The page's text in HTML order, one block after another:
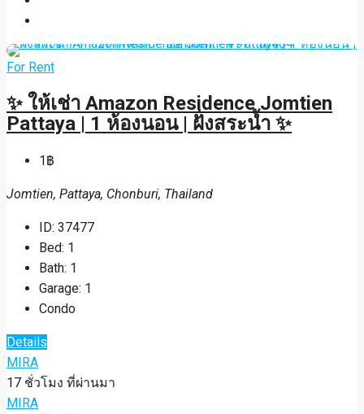
For Rent
✨ ให้เช่า Amazon Residence Jomtien
Pattaya | 1 ห้องนอน | ฝั่งสระน้ำ ✨
1฿
Jomtien, Pattaya, Chonburi, Thailand
ID: 37477
Bed: 1
Bath: 1
Garage: 1
Condo
Details
MIRA
17 ชั่วโมง ที่ผ่านมา
MIRA